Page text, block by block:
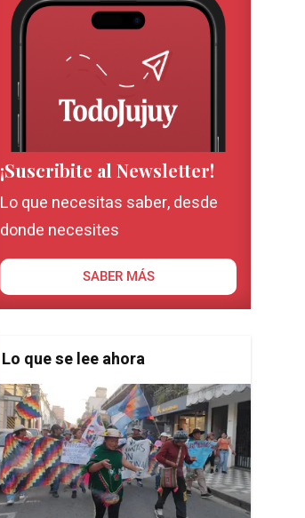
¡Suscribite al Newsletter!
Lo que necesitas saber, desde
donde necesites
SABER MÁS
Lo que se lee ahora